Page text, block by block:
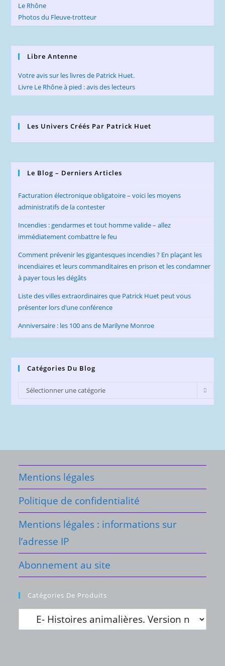
Le Rhône
Photos du Fleuve-trotteur
Libre Antenne
Votre avis sur les livres de Patrick Huet.
Livre Le Rhône à pied : avis des lecteurs
Les Univers Créés Par Patrick Huet
Le Blog – Derniers Articles
Facturation électronique obligatoire – voici les moyens
administratifs de la contester
Incendies : gendarmes et tout homme valide – allez
immédiatement combattre le feu
Comment prévenir les gigantesques incendies ? En plaçant les
incendiaires et leurs commanditaires en prison et les condamner
à payer tous les dégâts
Liste des villes extraordinaires que Patrick Huet peut vous
présenter lors d’une conférence
Anniversaire : les 100 ans de Marilyne Monroe
Catégories Du Blog
Catégories
du
Sélectionner une catégorie
Mentions légales
Politique de confidentialité
Mentions légales : informations sur
l’adresse IP
Abonnement au site
Catégories De Produits